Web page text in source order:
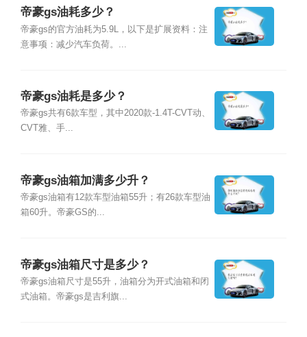
帝豪gs油耗多少？
帝豪gs的官方油耗为5.9L，以下是扩展资料：注
意事项：减少汽车负荷。...
帝豪gs油耗是多少？
帝豪gs共有6款车型，其中2020款-1.4T-CVT动、
CVT雅、手...
帝豪gs油箱加满多少升？
帝豪gs油箱有12款车型油箱55升；有26款车型油
箱60升。帝豪GS的...
帝豪gs油箱尺寸是多少？
帝豪gs油箱尺寸是55升，油箱分为开式油箱和闭
式油箱。帝豪gs是吉利旗...